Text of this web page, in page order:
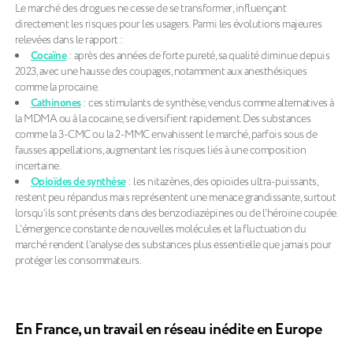
Le marché des drogues ne cesse de se transformer, influençant
directement les risques pour les usagers. Parmi les évolutions majeures
relevées dans le rapport :
Cocaïne: après des années de forte pureté, sa qualité diminue depuis
2023, avec une hausse des coupages, notamment aux anesthésiques
comme la procaïne.
Cathinones: ces stimulants de synthèse, vendus comme alternatives à
la MDMA ou à la cocaïne, se diversifient rapidement. Des substances
comme la 3-CMC ou la 2-MMC envahissent le marché, parfois sous de
fausses appellations, augmentant les risques liés à une composition
incertaine.
Opioïdes de synthèse: les nitazènes, des opioïdes ultra-puissants,
restent peu répandus mais représentent une menace grandissante, surtout
lorsqu’ils sont présents dans des benzodiazépines ou de l’héroïne coupée.
L’émergence constante de nouvelles molécules et la fluctuation du
marché rendent l’analyse des substances plus essentielle que jamais pour
protéger les consommateurs.
En France, un travail en réseau inédite en Europe